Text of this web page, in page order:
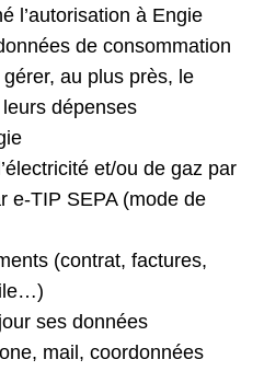
l’autorisation à Engie
de consommation
au plus près, le
dépenses
et/ou de gaz par
e-TIP SEPA (mode de
(contrat, factures,
ses données
mail, coordonnées